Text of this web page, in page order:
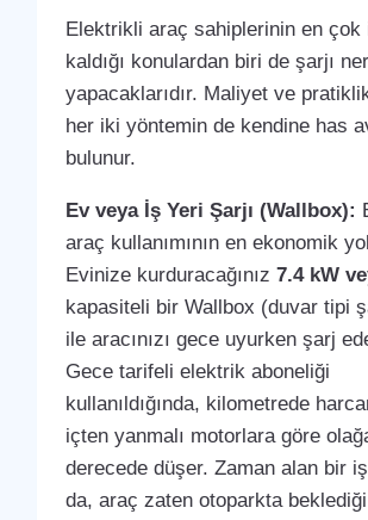
Elektrikli araç sahiplerinin en çok
kaldığı konulardan biri de şarjı
yapacaklarıdır. Maliyet ve
her iki yöntemin de kendine has
bulunur.
Ev veya İş Yeri Şarjı (Wallbox):
araç kullanımının en ekonomik
Evinize kurduracağınız 7.4 kW
kapasiteli bir Wallbox (duvar tipi
ile aracınızı gece uyurken şarj
Gece tarifeli elektrik aboneliği
kullanıldığında, kilometrede
içten yanmalı motorlara göre
derecede düşer. Zaman alan bir
da, araç zaten otoparkta